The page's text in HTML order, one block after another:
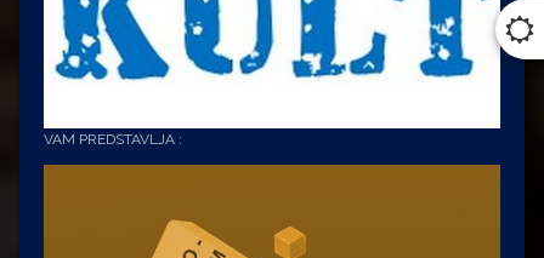
VAM PREDSTAVLJA :